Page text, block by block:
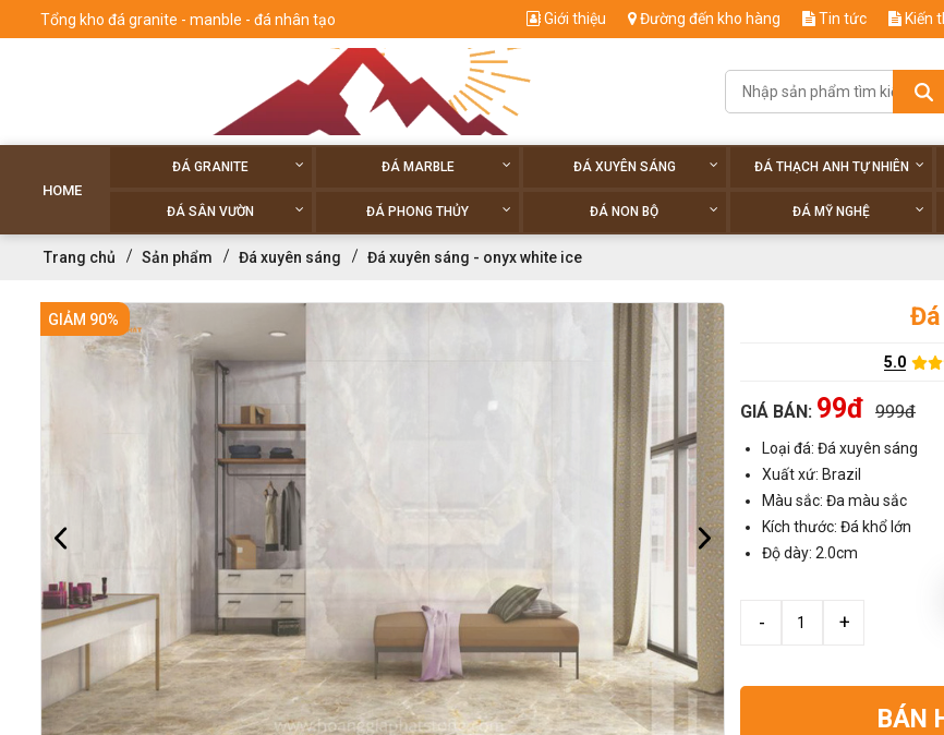
Tổng kho đá granite - manble - đá nhân tạo Giới thiệu Đường đến kho hàng Tin tức Kiến
HOME
ĐÁ GRANITE ĐÁ MARBLE ĐÁ XUYÊN SÁNG ĐÁ THẠCH ANH TỰ NHIÊN
ĐÁ SÂN VƯỜN ĐÁ PHONG THỦY ĐÁ NON BỘ ĐÁ MỸ NGHỆ
Trang chủ Sản phẩm Đá xuyên sáng Đá xuyên sáng - onyx white ice
GIẢM 90% Đá
5.0
GIÁ BÁN: 99đ 999đ
Loại đá: Đá xuyên sáng
Xuất xứ: Brazil
Màu sắc: Đa màu sắc
Kích thước: Đá khổ lớn
Độ dày: 2.0cm
BÁN